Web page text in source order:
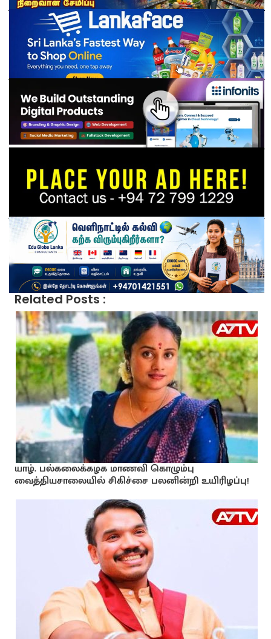
Related Posts :
யாழ். பல்கலைக்கழக மாணவி கொழும்பு
வைத்தியசாலையில் சிகிச்சை பலனின்றி உயிரிழப்பு!